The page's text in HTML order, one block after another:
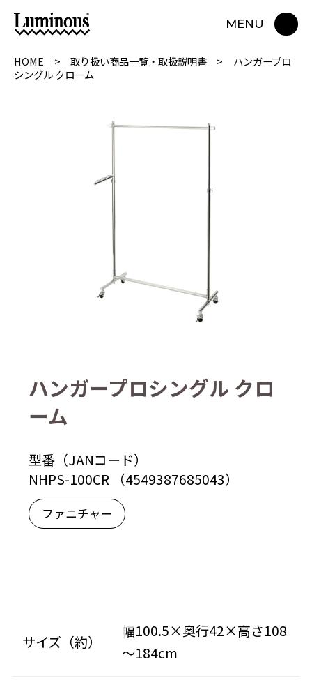
MENU
HOME 取り扱い商品一覧・取扱説明書
ハンガープロ
シングル クローム
ハンガープロシングル クロ
ーム
型番（JANコード）
NHPS-100CR （4549387685043）
ファニチャー
サイズ（約）
幅100.5×奥行42×高さ108
～184cm